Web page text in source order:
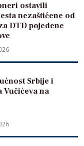
ostavili
nezaštićene od
DTD pojedene
Srbije i
Vučićeva na